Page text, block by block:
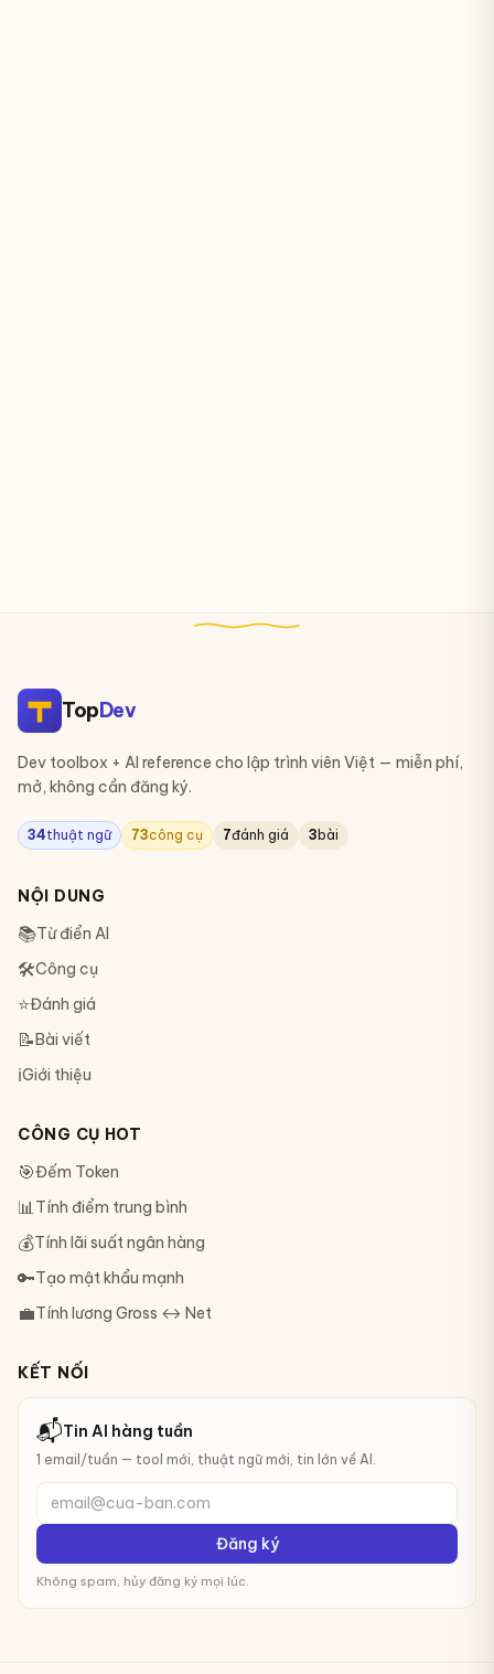
TopDev
Dev toolbox + AI reference cho lập trình viên Việt — miễn phí,
mở, không cần đăng ký.
34thuật ngữ 73công cụ 7đánh giá 3 bài
NỘI DUNG
📚Từ điển AI
🛠Công cụ
⭐Đánh giá
📝Bài viết
ℹ️Giới thiệu
CÔNG CỤ HOT
🎯Đếm Token
📊Tính điểm trung bình
💰Tính lãi suất ngân hàng
🔑Tạo mật khẩu mạnh
💼Tính lương Gross ↔ Net
KẾT NỐI
📬Tin AI hàng tuần
1 email/tuần — tool mới, thuật ngữ mới, tin lớn về AI.
email@cua-ban.com
Đăng ký
Không spam, hủy đăng ký mọi lúc.